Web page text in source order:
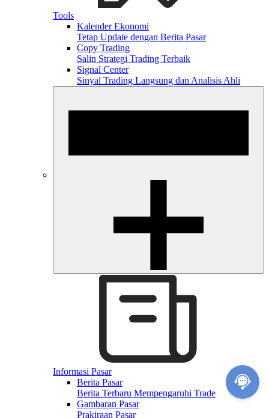
Tools
Kalender Ekonomi
Tetap Update dengan Berita Pasar
Copy Trading
Salin Strategi Trading Terbaik
Signal Center
Sinyal Trading Langsung dan Analisis Ahli
Informasi Pasar
Berita Pasar
Berita Terbaru Mempengaruhi Trade
Gambaran Pasar
Prakiraan Pasar